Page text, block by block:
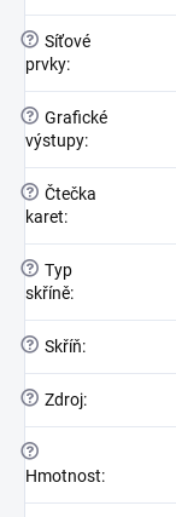
? Síťové
prvky:
? Grafické
výstupy:
? Čtečka
karet:
? Typ
skříně:
? Skříň:
? Zdroj:
?
Hmotnost: